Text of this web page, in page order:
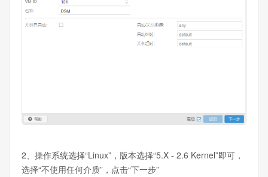
2、操作系统选择“Linux”，版本选择“5.X - 2.6 Kernel”即可，
选择“不使用任何介质”，点击“下一步”